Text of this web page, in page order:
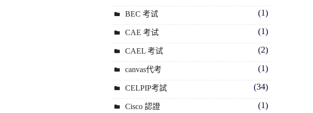
BEC 考试 (1)
CAE 考试 (1)
CAEL 考试 (2)
canvas代考 (1)
CELPIP考試 (34)
Cisco 認證 (1)